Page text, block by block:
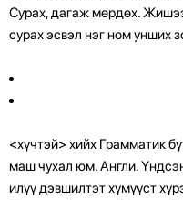
Сурах, дагаж мөрдөх.
сурах эсвэл нэг ном унших
<хүчтэй> хийх Грамматик
маш чухал юм. Англи.
илүү дэвшилтэт хүмүүст